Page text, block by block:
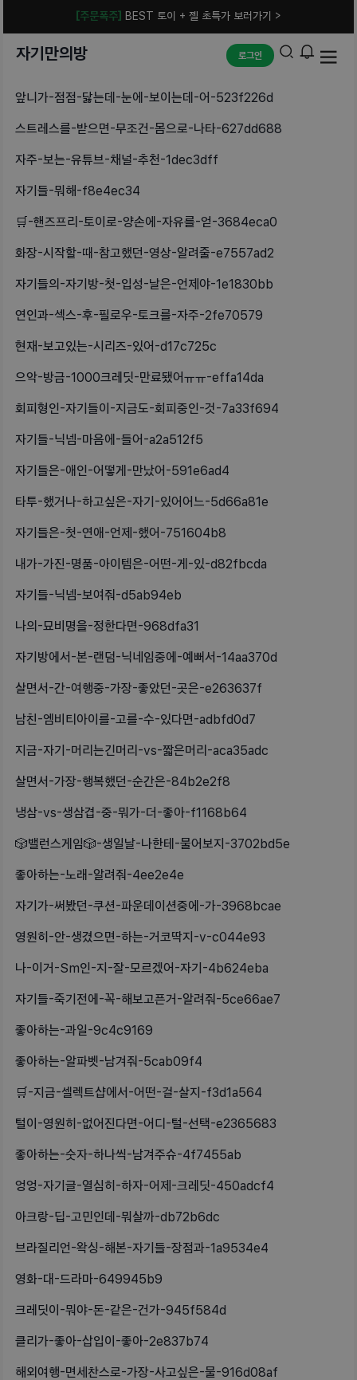
[주문폭주] BEST 토이 + 젤 초특가 보러가기 >
자기만의방 로그인
앞니가-점점-닳는데-눈에-보이는데-어-523f226d
스트레스를-받으면-무조건-몸으로-나타-627dd688
자주-보는-유튜브-채널-추천-1dec3dff
자기들-뭐해-f8e4ec34
🛒-핸즈프리-토이로-양손에-자유를-얻-3684eca0
화장-시작할-때-참고했던-영상-알려줄-e7557ad2
자기들의-자기방-첫-입성-날은-언제야-1e1830bb
연인과-섹스-후-필로우-토크를-자주-2fe70579
현재-보고있는-시리즈-있어-d17c725c
으악-방금-1000크레딧-만료됐어ㅠㅠ-effa14da
회피형인-자기들이-지금도-회피중인-것-7a33f694
자기들-닉넴-마음에-들어-a2a512f5
자기들은-애인-어떻게-만났어-591e6ad4
타투-했거나-하고싶은-자기-있어어느-5d66a81e
자기들은-첫-연애-언제-했어-751604b8
내가-가진-명품-아이템은-어떤-게-있-d82fbcda
자기들-닉넴-보여줘-d5ab94eb
나의-묘비명을-정한다면-968dfa31
자기방에서-본-랜덤-닉네임중에-예뻐서-14aa370d
살면서-간-여행중-가장-좋았던-곳은-e263637f
남친-엠비티아이를-고를-수-있다면-adbfd0d7
지금-자기-머리는긴머리-vs-짧은머리-aca35adc
살면서-가장-행복했던-순간은-84b2e2f8
냉삼-vs-생삼겹-중-뭐가-더-좋아-f1168b64
🎲밸런스게임🎲-생일날-나한테-물어보지-3702bd5e
좋아하는-노래-알려줘-4ee2e4e
자기가-써봤던-쿠션-파운데이션중에-가-3968bcae
영원히-안-생겼으면-하는-거코딱지-v-c044e93
나-이거-Sm인-지-잘-모르겠어-자기-4b624eba
자기들-죽기전에-꼭-해보고픈거-알려줘-5ce66ae7
좋아하는-과일-9c4c9169
좋아하는-알파벳-남겨줘-5cab09f4
🛒-지금-셀렉트샵에서-어떤-걸-살지-f3d1a564
털이-영원히-없어진다면-어디-털-선택-e2365683
좋아하는-숫자-하나씩-남겨주슈-4f7455ab
엉엉-자기글-열심히-하자-어제-크레딧-450adcf4
아크랑-딥-고민인데-뭐살까-db72b6dc
브라질리언-왁싱-해본-자기들-장점과-1a9534e4
영화-대-드라마-649945b9
크레딧이-뭐야-돈-같은-건가-945f584d
클리가-좋아-삽입이-좋아-2e837b74
해외여행-면세찬스로-가장-사고싶은-물-916d08af